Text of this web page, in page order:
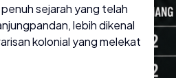
sejarah yang telah
lebih dikenal
kolonial yang melekat